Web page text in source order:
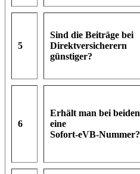
5
Sind die Beiträge bei
Direktversicherern
günstiger?
6
Erhält man bei beiden
eine
Sofort‑eVB‑Nummer?